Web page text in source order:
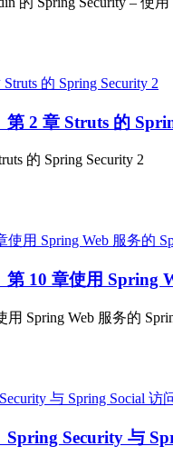
2 章 Struts 的
的 Spring Security 2
10 章使用 Spring
Spring Web 服务的
Security 与